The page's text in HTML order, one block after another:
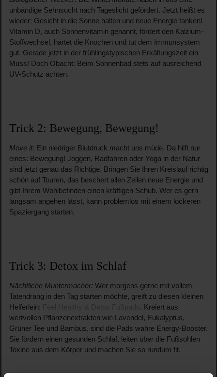
unbändige Sehnsucht nach Tageslicht gefördert. Jetzt heißt es
wieder: Gesicht in die Sonne halten und neue Energie tanken!
Vitamin D, auch Sonnenvitamin genannt, fördert den Kalzium-
Stoffwechsel, härtet die Knochen und tut dem Immunsystem
gut. Gerade jetzt in der frühlingstypischen Erkältungszeit ein
Muss! Doch Obacht: Beim Sonnenbad stets auf ausreichend
UV-Schutz achten.
Trick 2: Bewegung, Bewegung!
Move it:Ein niedriger Blutdruck macht uns müde. Da hilft nur
eines: Bewegung! Joggen, Radfahren oder Yoga in der Natur
sind jetzt genau das Richtige. Bringen Sie Ihren Kreislauf richtig
schön auf Touren, das beschert allen Zellen neue Energie und
gibt Ihrem Wohlbefinden einen kräftigen Schub. Wer es gern
langsam angehen lässt, kann problemlos mit einem lockeren
Spaziergang starten.
Trick 3: Detox im Schlaf
Nächtliche Muntermacher:Wer morgens gerne mit vollem
Tatendrang in den Tag starten möchte, greift zu diesen kleinen
Helferlein: Feel Healthy & Detox Fußpads. Kreiert aus
wertvollen Pflanzenextrakten wie Lavendel, Eukalyptus,
Grüner Tee und Bambus, sind die Pads wahre Energy-Booster.
Sie fördern einen gesunden Schlaf, leiten über die Fußsohlen
Toxine aus dem Körper und machen Sie so rundum fit.